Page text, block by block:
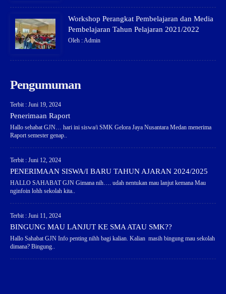
Workshop Perangkat Pembelajaran dan Media
Pembelajaran Tahun Pelajaran 2021/2022
Oleh : Admin
Pengumuman
Terbit : Juni 19, 2024
Penerimaan Raport
Hallo sehabat GJN… hari ini siswa/i SMK Gelora Jaya Nusantara Medan menerima
Raport semester genap..
Terbit : Juni 12, 2024
PENERIMAAN SISWA/I BARU TAHUN AJARAN 2024/2025
HALLO SAHABAT GJN Gimana nih…. udah nentukan mau lanjut kemana Mau
nginfoin lohh sekolah kita..
Terbit : Juni 11, 2024
BINGUNG MAU LANJUT KE SMA ATAU SMK??
Hallo Sahabat GJN Info penting nihh bagi kalian. Kalian masih bingung mau sekolah
dimana? Bingung..